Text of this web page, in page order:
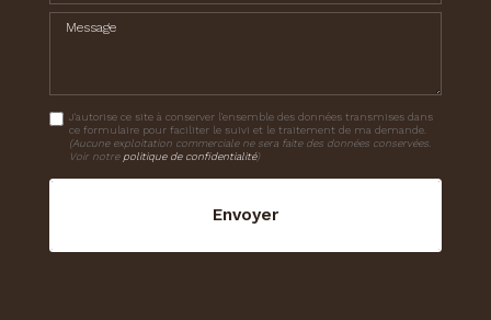
Message
J'autorise ce site à conserver l'ensemble des données transmises dans
ce formulaire pour faciliter le suivi et le traitement de ma demande.
(Aucune exploitation commerciale ne sera faite des données conservées.
Voir notre politique de confidentialité)